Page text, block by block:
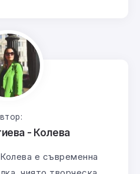
- Колева
е съвременна